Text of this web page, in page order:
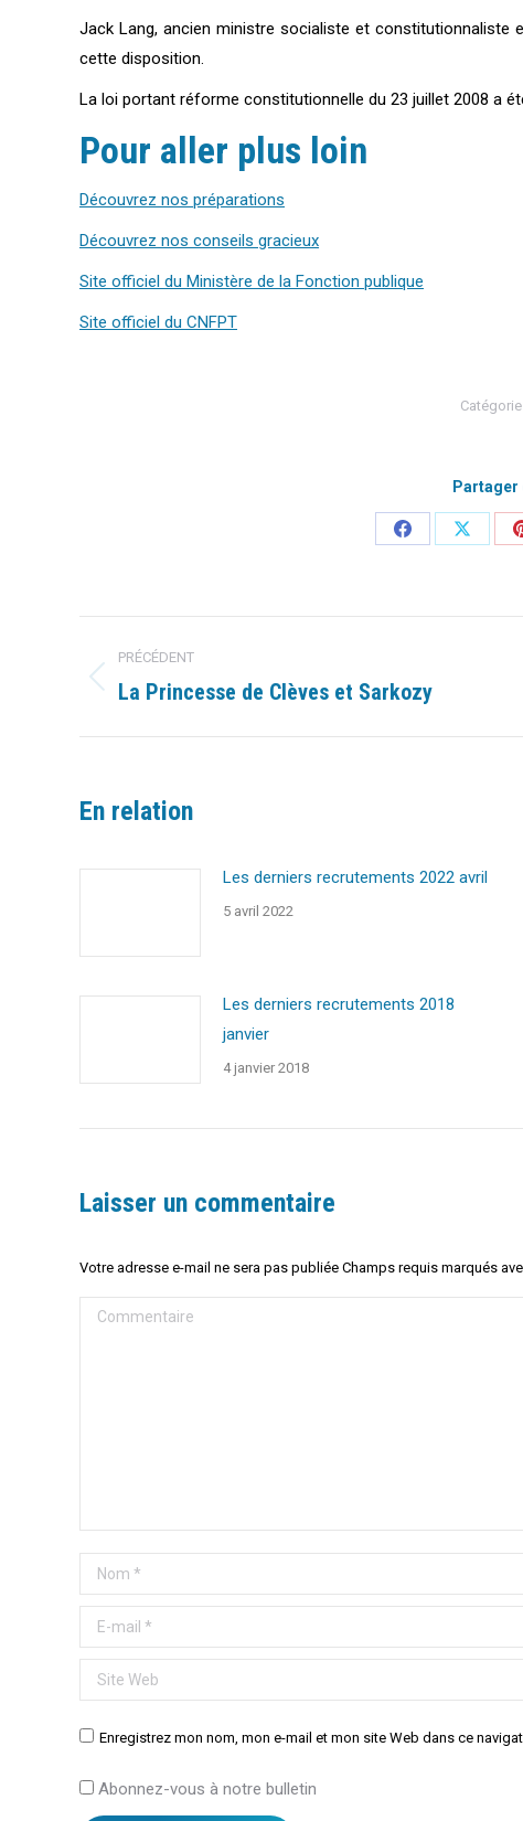
Jack Lang, ancien ministre socialiste et constitutionnaliste
cette disposition.
La loi portant réforme constitutionnelle du 23 juillet 2008 a
Pour aller plus loin
Découvrez nos préparations
Découvrez nos conseils gracieux
Site officiel du Ministère de la Fonction publique
Site officiel du CNFPT
Catégorie
Partager
Navigation
article
PRÉCÉDENT
Article
La Princesse de Clèves et Sarkozy
En relation
Les derniers recrutements 2022 avril
5 avril 2022
Les derniers recrutements 2018
janvier
4 janvier 2018
Laisser un commentaire
Votre adresse e-mail ne sera pas publiée Champs requis marqués
Commentaire
Nom *
E-mail *
Site Web
Enregistrez mon nom, mon e-mail et mon site Web dans ce
Abonnez-vous à notre bulletin